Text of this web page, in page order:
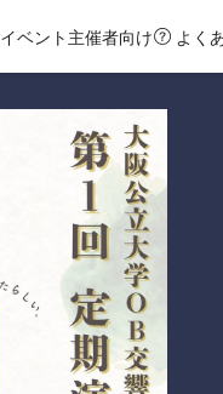
イベント主催者向け よく